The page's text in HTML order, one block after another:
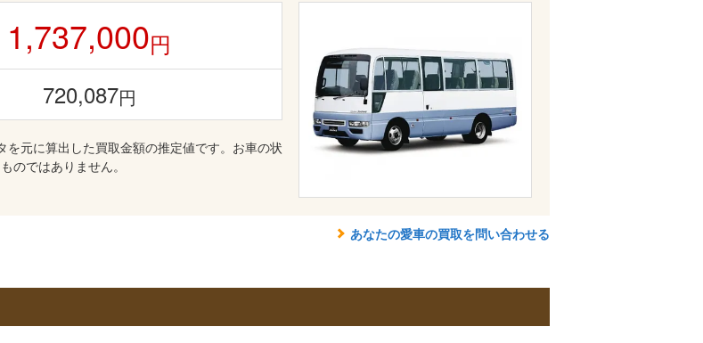
1,737,000円
720,087円
元に算出した買取金額の推定値です。お車の状
のではありません。
あなたの愛車の買取を問い合わせる